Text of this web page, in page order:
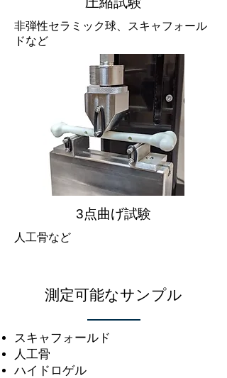
非弾性セラミック球、スキャフォール
ドなど
3点曲げ試験
人工骨など
測定可能なサンプル
スキャフォールド
人工骨
ハイドロゲル